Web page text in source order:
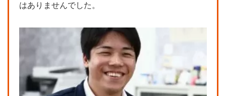
はありませんでした。